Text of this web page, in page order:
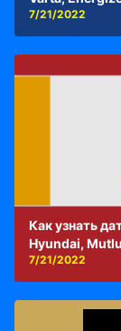
7/21/2022
Как узнать
Hyundai, Mutlu
7/21/2022